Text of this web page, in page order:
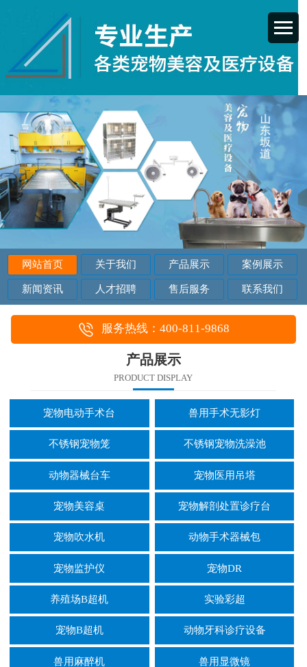
网站首页 关于我们 产品展示 案例展示
新闻资讯 人才招聘 售后服务 联系我们
服务热线：400-811-9868
产品展示
PRODUCT DISPLAY
宠物电动手术台 兽用手术无影灯
不锈钢宠物笼 不锈钢宠物洗澡池
动物器械台车 宠物医用吊塔
宠物美容桌 宠物解剖处置诊疗台
宠物吹水机 动物手术器械包
宠物监护仪 宠物DR
养殖场B超机 实验彩超
宠物B超机 动物牙科诊疗设备
兽用麻醉机 兽用显微镜